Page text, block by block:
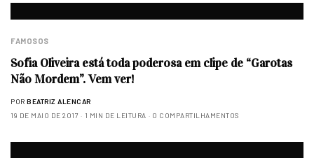
FAMOSOS
Sofia Oliveira está toda poderosa em clipe de “Garotas
Não Mordem”. Vem ver!
POR BEATRIZ ALENCAR
19 DE MAIO DE 2017
1 MIN DE LEITURA 0 COMPARTILHAMENTOS